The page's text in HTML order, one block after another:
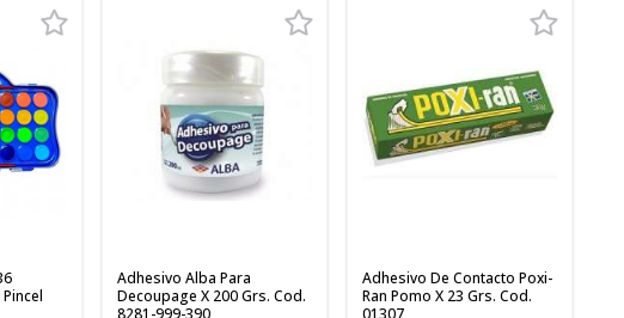
Adhesivo Alba Para
Decoupage X 200 Grs. Cod.
Adhesivo De Contacto Poxi-
Ran Pomo X 23 Grs. Cod.